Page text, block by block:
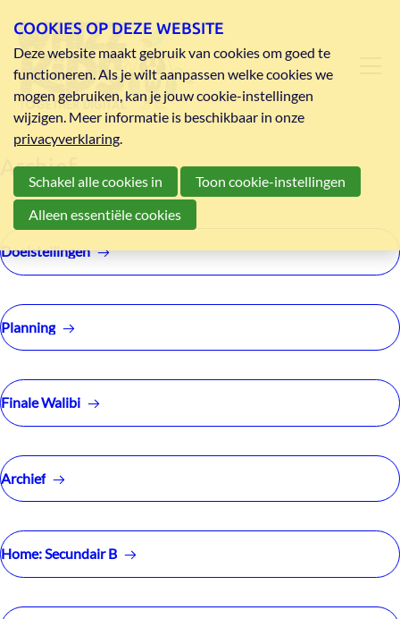
Archief
Doelstellingen
Planning
Finale Walibi
Archief
Home: Secundair B
COOKIES OP DEZE WEBSITE
Deze website maakt gebruik van cookies om goed te
functioneren. Als je wilt aanpassen welke cookies we
mogen gebruiken, kan je jouw cookie-instellingen
wijzigen. Meer informatie is beschikbaar in onze
privacyverklaring.
Schakel alle cookies in
Toon cookie-instellingen
Alleen essentiële cookies